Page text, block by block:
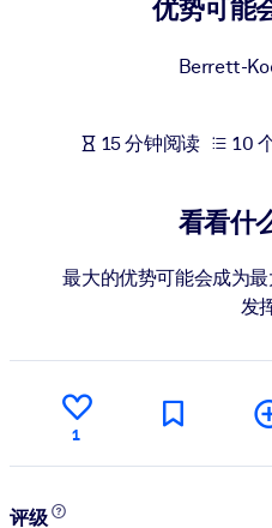
将简短且经过验证的知识引入
利用可靠、结构化的知识为
优势可能
Berrett-
15 分钟阅读 10
看看什
最大的优势可能会成为
发
1
评级